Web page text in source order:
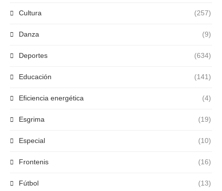
Cultura (257)
Danza (9)
Deportes (634)
Educación (141)
Eficiencia energética (4)
Esgrima (19)
Especial (10)
Frontenis (16)
Fútbol (13)